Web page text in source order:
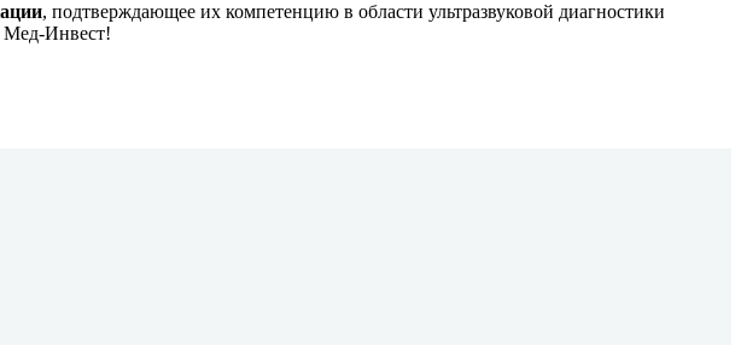
, подтверждающее их компетенцию в области ультразвуковой диагностики
Мед-Инвест!